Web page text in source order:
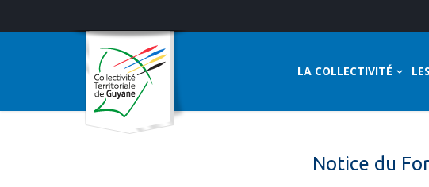
LA COLLECTIVITÉ
Notice du